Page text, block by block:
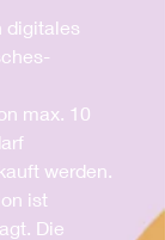
digitales
max. 10
werden.
ist
Die